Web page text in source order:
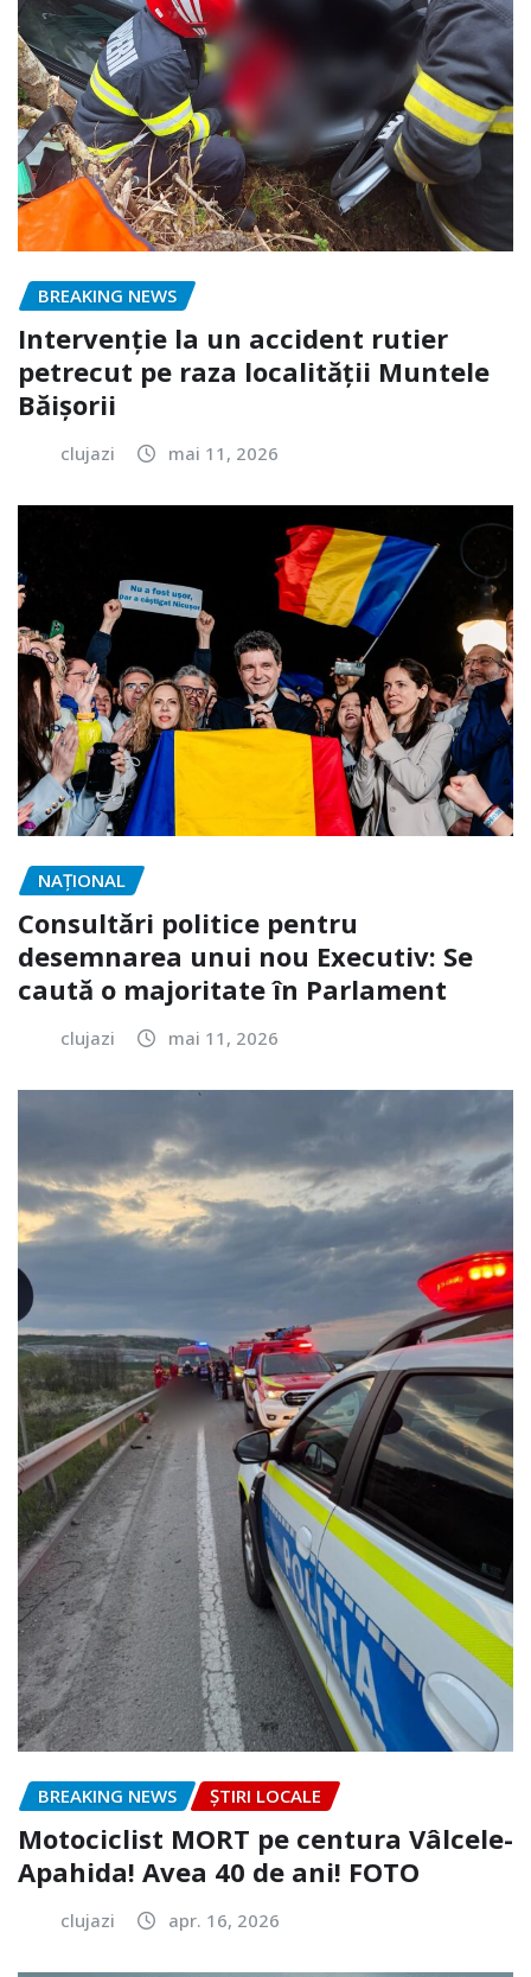
BREAKING NEWS
Intervenție la un accident rutier
petrecut pe raza localității Muntele
Băișorii
clujazi mai 11, 2026
NAŢIONAL
Consultări politice pentru
desemnarea unui nou Executiv: Se
caută o majoritate în Parlament
clujazi mai 11, 2026
BREAKING NEWS ȘTIRI LOCALE
Motociclist MORT pe centura Vâlcele-
Apahida! Avea 40 de ani! FOTO
clujazi apr. 16, 2026